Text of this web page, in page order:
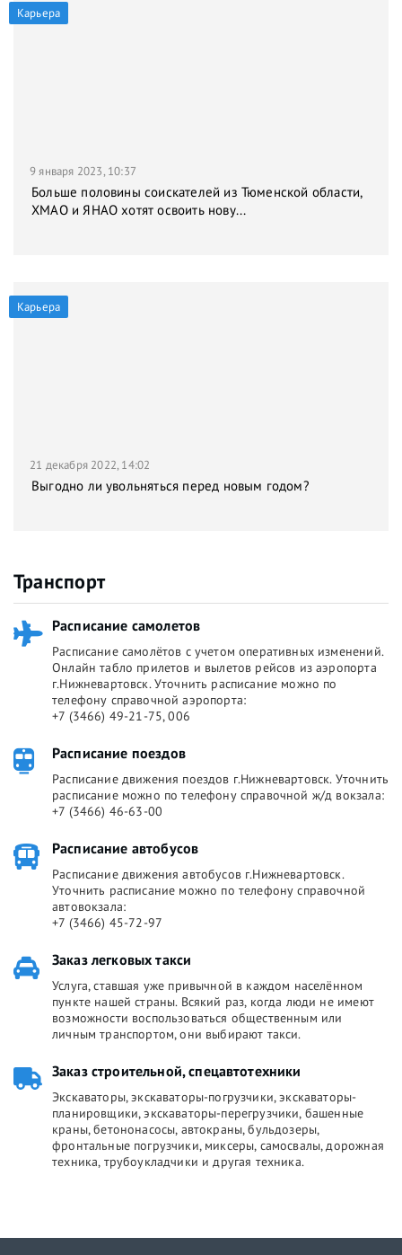
Карьера
9 января 2023, 10:37
Больше половины соискателей из Тюменской области,
ХМАО и ЯНАО хотят освоить нову...
Карьера
21 декабря 2022, 14:02
Выгодно ли увольняться перед новым годом?
Транспорт
Расписание самолетов
Расписание самолётов с учетом оперативных изменений.
Онлайн табло прилетов и вылетов рейсов из аэропорта
г.Нижневартовск. Уточнить расписание можно по
телефону справочной аэропорта:
+7 (3466) 49-21-75, 006
Расписание поездов
Расписание движения поездов г.Нижневартовск. Уточнить
расписание можно по телефону справочной ж/д вокзала:
+7 (3466) 46-63-00
Расписание автобусов
Расписание движения автобусов г.Нижневартовск.
Уточнить расписание можно по телефону справочной
автовокзала:
+7 (3466) 45-72-97
Заказ легковых такси
Услуга, ставшая уже привычной в каждом населённом
пункте нашей страны. Всякий раз, когда люди не имеют
возможности воспользоваться общественным или
личным транспортом, они выбирают такси.
Заказ строительной, спецавтотехники
Экскаваторы, экскаваторы-погрузчики, экскаваторы-
планировщики, экскаваторы-перегрузчики, башенные
краны, бетононасосы, автокраны, бульдозеры,
фронтальные погрузчики, миксеры, самосвалы, дорожная
техника, трубоукладчики и другая техника.